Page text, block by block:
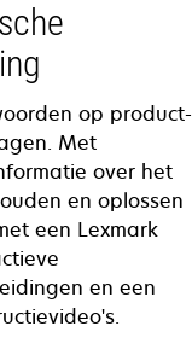
op product-
Met
over het
en oplossen
een Lexmark
en een